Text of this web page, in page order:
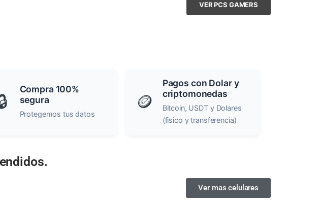
VER PCS GAMERS
Compra 100%
segura
Protegemos tus datos
🪙
Pagos con Dolar y
criptomonedas
Bitcoin, USDT y Dolares
(fisico y transferencia)
Ver mas celulares